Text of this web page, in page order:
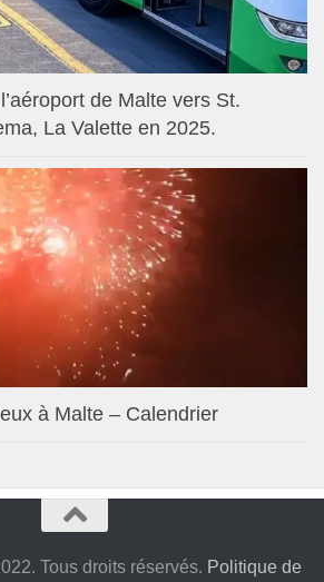
de Malte vers St.
La Valette en 2025.
à Malte – Calendrier
Tous droits réservés. Politique de